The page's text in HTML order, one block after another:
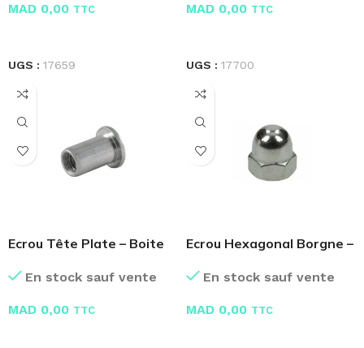
MAD 0,00 TTC
UGS : 17659
MAD 0,00 TTC
UGS : 17700
Ecrou Tête Plate – Boite
En stock sauf vente
MAD 0,00 TTC
Ecrou Hexagonal Borgne –
En stock sauf vente
MAD 0,00 TTC